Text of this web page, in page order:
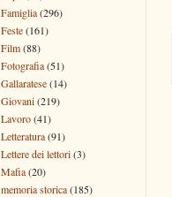
Famiglia(296)
Feste(161)
Film(88)
Fotografia(51)
Gallaratese(14)
Giovani(219)
Lavoro(41)
Letteratura(91)
Lettere dei lettori(3)
Mafia(20)
memoria storica(185)